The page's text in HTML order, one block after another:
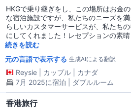
を、香港を訪れるすべての人に強くお
必ず戻ってきます！
HKGで乗り継ぎをし、この場所はお金
な宿泊施設ですが、私たちのニーズを
らしいカスタマーサービスが、私たち
にしてくれました！レセプションの素晴
と、私たちが疲れて休息が必要だとすぐ
感謝しています！ハウスキーピングの女
毎日私たちの部屋を掃除してくれました
ませんでした。立地は近くの観光地や
唯一の欠点はエレベーターの待ち時間が
ステルのせいではなく、建物の問題で
次回HKGに戻った際には必ずまたここに
続きを読む
元の言語で表示する 生成AIによる翻訳
Reysie カップル
カナダ
7月 2025に宿泊 | ダブルルーム
香港旅行